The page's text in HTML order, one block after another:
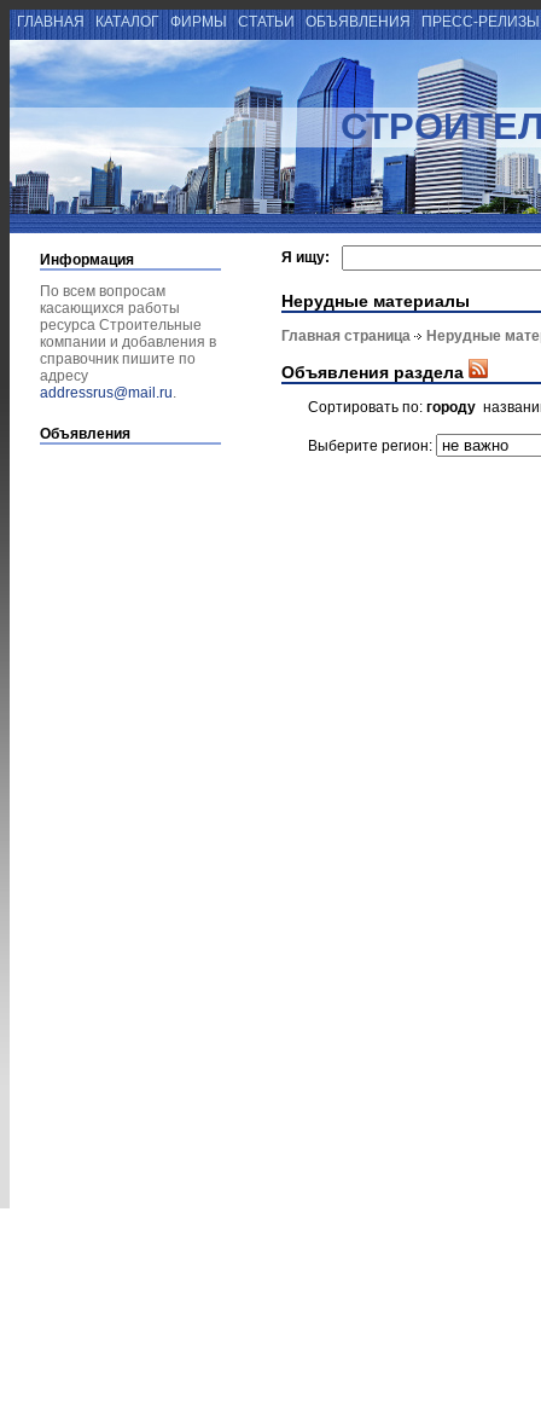
ГЛАВНАЯ КАТАЛОГ ФИРМЫ СТАТЬИ ОБЪЯВЛЕНИЯ ПРЕСС-
Информация
По всем вопросам
касающихся работы
ресурса Строительные
компании и добавления в
справочник пишите по
адресу
addressrus@mail.ru.
Объявления
Я ищу:
Нерудные материалы
Главная страница Нерудные
Объявления раздела
Сортировать по: городу
Выберите регион: